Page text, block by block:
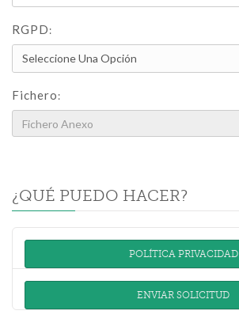
RGPD:
Fichero:
¿QUÉ PUEDO HACER?
POLÍTICA PRIVACIDAD
ENVIAR SOLICITUD